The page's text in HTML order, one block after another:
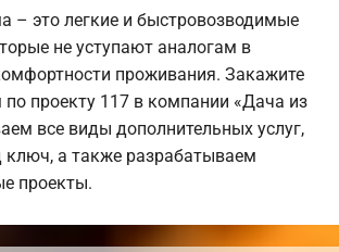
– это легкие и быстровозводимые
не уступают аналогам в
проживания. Закажите
проекту 117 в компании «Дача из
все виды дополнительных услуг,
ключ, а также разрабатываем
проекты.